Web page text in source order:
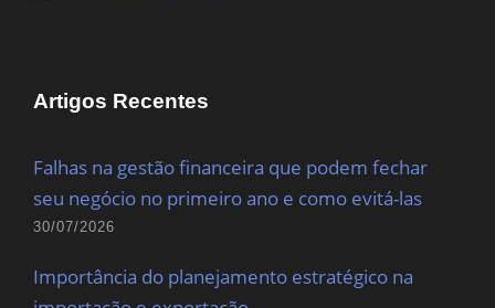
Artigos Recentes
Falhas na gestão financeira que podem fechar
seu negócio no primeiro ano e como evitá-las
30/07/2026
Importância do planejamento estratégico na